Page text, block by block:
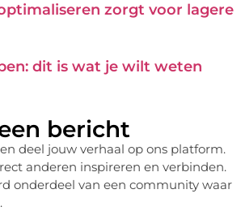
zorgt voor lagere
dit is wat je wilt weten
bericht
deel jouw verhaal op ons platform.
anderen inspireren en verbinden.
onderdeel van een community waar